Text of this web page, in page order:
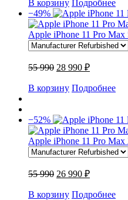
В корзину Подробнее
−49%
Apple iPhone 11 Pro Max
55 990 28 990 ₽
В корзину Подробнее
−52%
Apple iPhone 11 Pro
55 990 26 990 ₽
В корзину Подробнее